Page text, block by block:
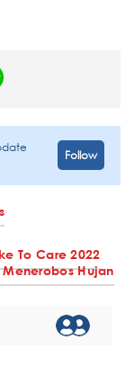
Follow
To Care 2022
Menerobos Hujan